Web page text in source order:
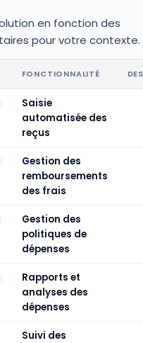
en fonction des
pour votre contexte.
FONCTIONNALITÉ
Saisie
automatisée des
reçus
Gestion des
remboursements
des frais
Gestion des
politiques de
dépenses
Rapports et
analyses des
dépenses
Suivi des